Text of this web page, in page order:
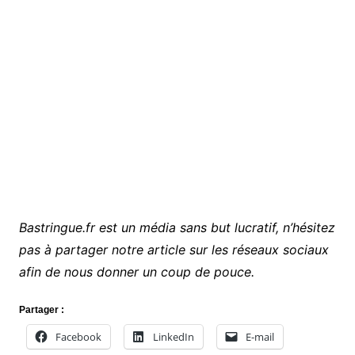
Bastringue.fr est un média sans but lucratif, n’hésitez
pas à partager notre article sur les réseaux sociaux
afin de nous donner un coup de pouce.
Partager :
Facebook LinkedIn E-mail